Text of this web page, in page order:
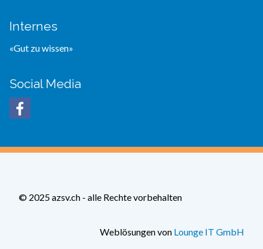
Internes
«Gut zu wissen»
Social Media
© 2025 azsv.ch - alle Rechte vorbehalten
Weblösungen von Lounge IT GmbH